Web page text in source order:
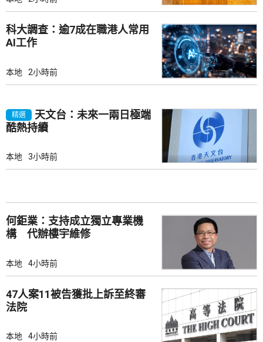
科大調查：逾7成在職港人常用
AI工作
本地 2小時前
精選
天文台：未來一兩日極端
酷熱持續
本地 3小時前
何鉅業：支持成立獨立專業機
構 代辦樓宇維修
本地 4小時前
47人案11被告獲批上訴至終審
法院
本地 4小時前